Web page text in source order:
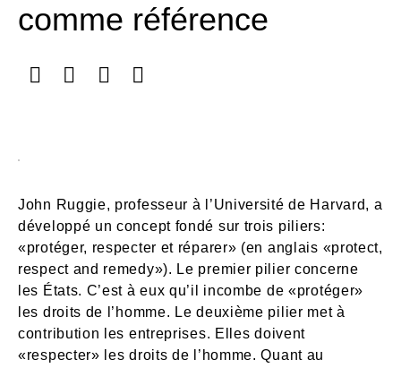
comme référence
John Ruggie, professeur à l’Université de Harvard, a
développé un concept fondé sur trois piliers:
«protéger, respecter et réparer» (en anglais «protect,
respect and remedy»). Le premier pilier concerne
les États. C’est à eux qu’il incombe de «protéger»
les droits de l’homme. Le deuxième pilier met à
contribution les entreprises. Elles doivent
«respecter» les droits de l’homme. Quant au